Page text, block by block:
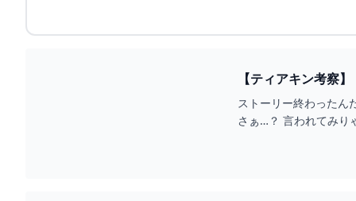
ストーリー終わったん
さぁ…？ 言われてみり